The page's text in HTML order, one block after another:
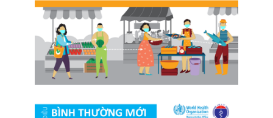
Định Hình Sản Phẩm
Đóng Gói
Trung Chuyển Nguyên Liệu
Giải Pháp Phòng Độc
Mạng Scada